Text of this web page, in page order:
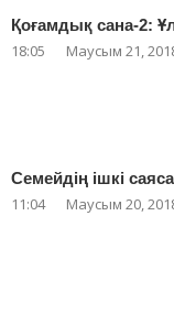
Қоғамдық сана-2:
18:05 Маусым 21,
Семейдің ішкі
11:04 Маусым 20,